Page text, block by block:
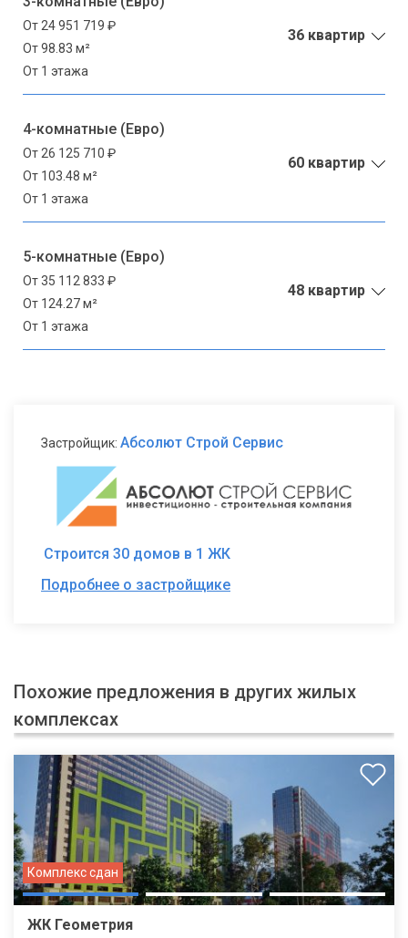
От 24 951 719 ₽
От 98.83 м²
От 1 этажа
36 квартир
4-комнатные (Евро)
От 26 125 710 ₽
От 103.48 м²
От 1 этажа
60 квартир
5-комнатные (Евро)
От 35 112 833 ₽
От 124.27 м²
От 1 этажа
48 квартир
Застройщик: Абсолют Строй Сервис
Строится 30 домов в 1 ЖК
Подробнее о застройщике
Похожие предложения в других жилых
комплексах
Комплекс сдан
ЖК Геометрия